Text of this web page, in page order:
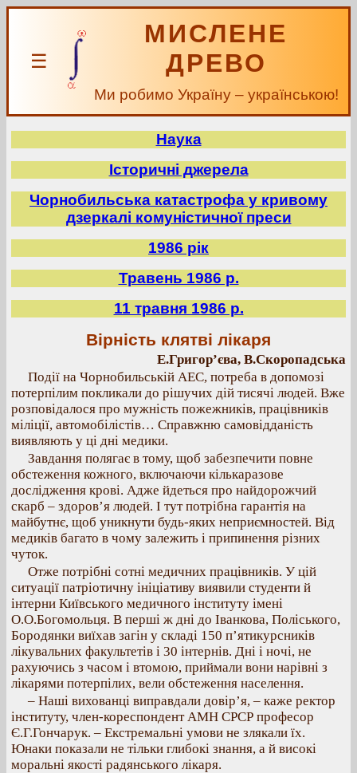
☰
МИСЛЕНЕ
ДРЕВО
Ми робимо Україну – українською!
Наука
Історичні джерела
Чорнобильська катастрофа у кривому
дзеркалі комуністичної преси
1986 рік
Травень 1986 р.
11 травня 1986 р.
Вірність клятві лікаря
Е.Григор’єва, В.Скоропадська
Події на Чорнобильській АЕС, потреба в допомозі
потерпілим покликали до рішучих дій тисячі людей. Вже
розповідалося про мужність пожежників, працівників
міліції, автомобілістів… Справжню самовідданість
виявляють у ці дні медики.
Завдання полягає в тому, щоб забезпечити повне
обстеження кожного, включаючи кількаразове
дослідження крові. Адже йдеться про найдорожчий
скарб – здоров’я людей. І тут потрібна гарантія на
майбутнє, щоб уникнути будь-яких неприємностей. Від
медиків багато в чому залежить і припинення різних
чуток.
Отже потрібні сотні медичних працівників. У цій
ситуації патріотичну ініціативу виявили студенти й
інтерни Київського медичного інституту імені
О.О.Богомольця. В перші ж дні до Іванкова, Поліського,
Бородянки виїхав загін у складі 150 п’ятикурсників
лікувальних факультетів і 30 інтернів. Дні і ночі, не
рахуючись з часом і втомою, приймали вони нарівні з
лікарями потерпілих, вели обстеження населення.
– Наші вихованці виправдали довір’я, – каже ректор
інституту, член-кореспондент АМН СРСР професор
Є.Г.Гончарук. – Екстремальні умови не злякали їх.
Юнаки показали не тільки глибокі знання, а й високі
моральні якості радянського лікаря.